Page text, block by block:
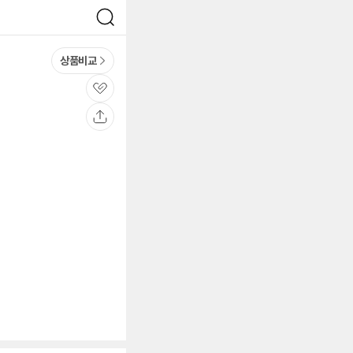
검
색
상품비교
관
심